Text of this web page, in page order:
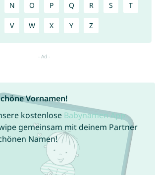
N O P Q R S T
V W X Y Z
Vornamen!
kostenlose Babynamen App
gemeinsam mit deinem Partner
Namen!